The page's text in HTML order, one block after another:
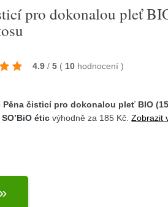
pro dokonalou pleť
4.9 / 5 ( 10 hodnocení)
Pěna čisticí pro dokonalou pleť BIO
SO’BiO étic výhodně za 185 Kč.Zobrazit